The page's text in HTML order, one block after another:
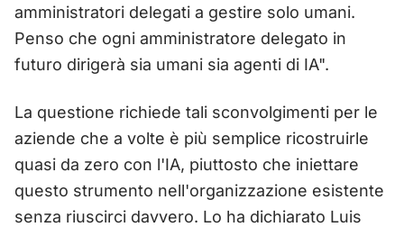
amministratori delegati a gestire solo umani.
Penso che ogni amministratore delegato in
futuro dirigerà sia umani sia agenti di IA".
La questione richiede tali sconvolgimenti per le
aziende che a volte è più semplice ricostruirle
quasi da zero con l'IA, piuttosto che iniettare
questo strumento nell'organizzazione esistente
senza riuscirci davvero. Lo ha dichiarato Luis